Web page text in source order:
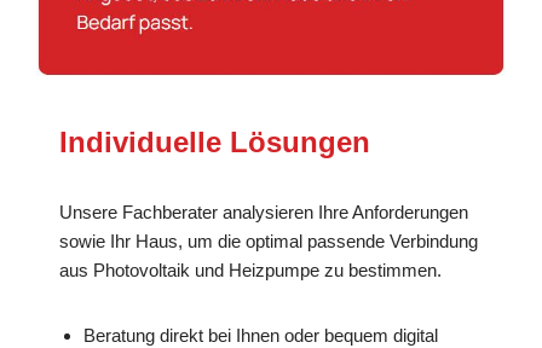
Individuelle Lösungen
Unsere Fachberater analysieren Ihre Anforderungen
sowie Ihr Haus, um die optimal passende Verbindung
aus Photovoltaik und Heizpumpe zu bestimmen.
Beratung direkt bei Ihnen oder bequem digital